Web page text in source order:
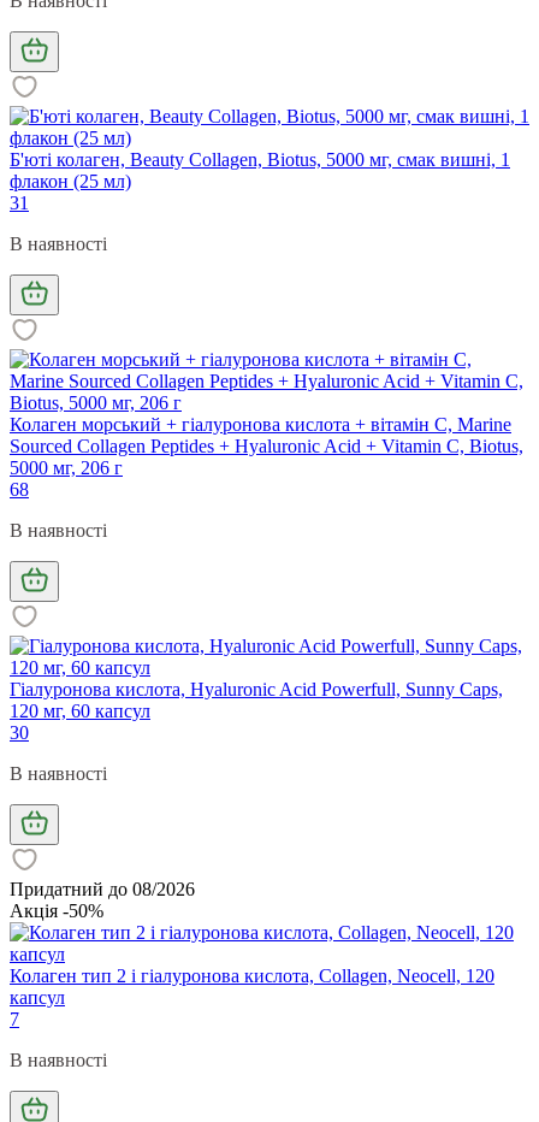
Б'юті колаген, Beauty Collagen, Biotus, 5000 мг, смак вишні, 1
флакон (25 мл)
31
В наявності
Колаген морський + гіалуронова кислота + вітамін С, Marine
Sourced Collagen Peptides + Hyaluronic Acid + Vitamin C, Biotus,
5000 мг, 206 г
68
В наявності
Гіалуронова кислота, Hyaluronic Acid Powerfull, Sunny Caps,
120 мг, 60 капсул
30
В наявності
Придатний до 08/2026
Акція -50%
Колаген тип 2 і гіалуронова кислота, Collagen, Neocell, 120
капсул
7
В наявності